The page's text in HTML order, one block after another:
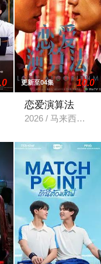
更新至04集 10.0
恋爱演算法
2026 / 马来西亚 /